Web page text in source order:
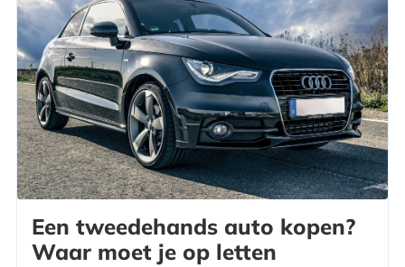
Een tweedehands auto kopen?
Waar moet je op letten